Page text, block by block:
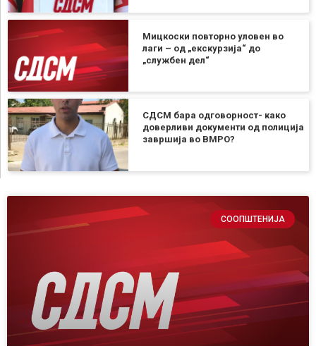
Мицкоски повторно уловен во
лаги – од „екскурзија“ до
„службен дел“
СДСМ бара одговорност- како
доверливи документи од полиција
завршија во ВМРО?
СООПШТЕНИЈА